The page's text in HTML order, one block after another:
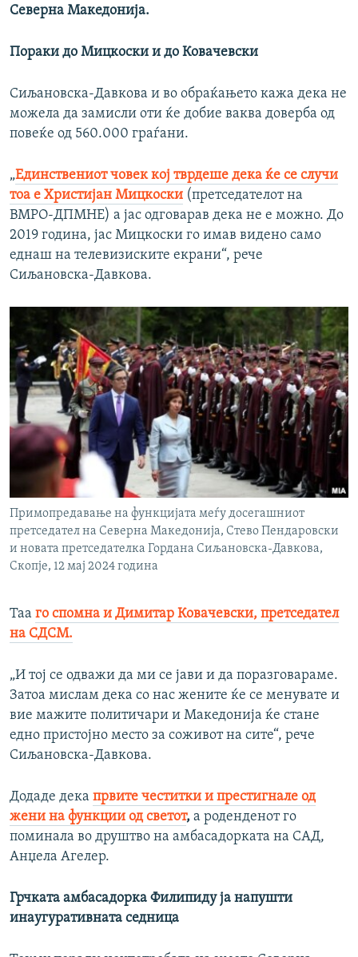
Северна Македонија.
Пораки до Мицкоски и до Ковачевски
Сиљановска-Давкова и во обраќањето кажа дека не
можела да замисли оти ќе добие ваква доверба од
повеќе од 560.000 граѓани.
„Единствениот човек кој тврдеше дека ќе се случи
тоа е Христијан Мицкоски (претседателот на
ВМРО-ДПМНЕ) а јас одговарав дека не е можно. До
2019 година, јас Мицкоски го имав видено само
еднаш на телевизиските екрани“, рече
Сиљановска-Давкова.
Примопредавање на функцијата меѓу досегашниот
претседател на Северна Македонија, Стево Пендаровски
и новата претседателка Гордана Сиљановска-Давкова,
Скопје, 12 мај 2024 година
Таа го спомна и Димитар Ковачевски, претседател
на СДСМ.
„И тој се одважи да ми се јави и да поразговараме.
Затоа мислам дека со нас жените ќе се менувате и
вие мажите политичари и Македонија ќе стане
едно пристојно место за соживот на сите“, рече
Сиљановска-Давкова.
Додаде дека првите честитки и престигнале од
жени на функции од светот, а роденденот го
поминала во друштво на амбасадорката на САД,
Анџела Агелер.
Грчката амбасадорка Филипиду ja напушти
инаугуративната седница